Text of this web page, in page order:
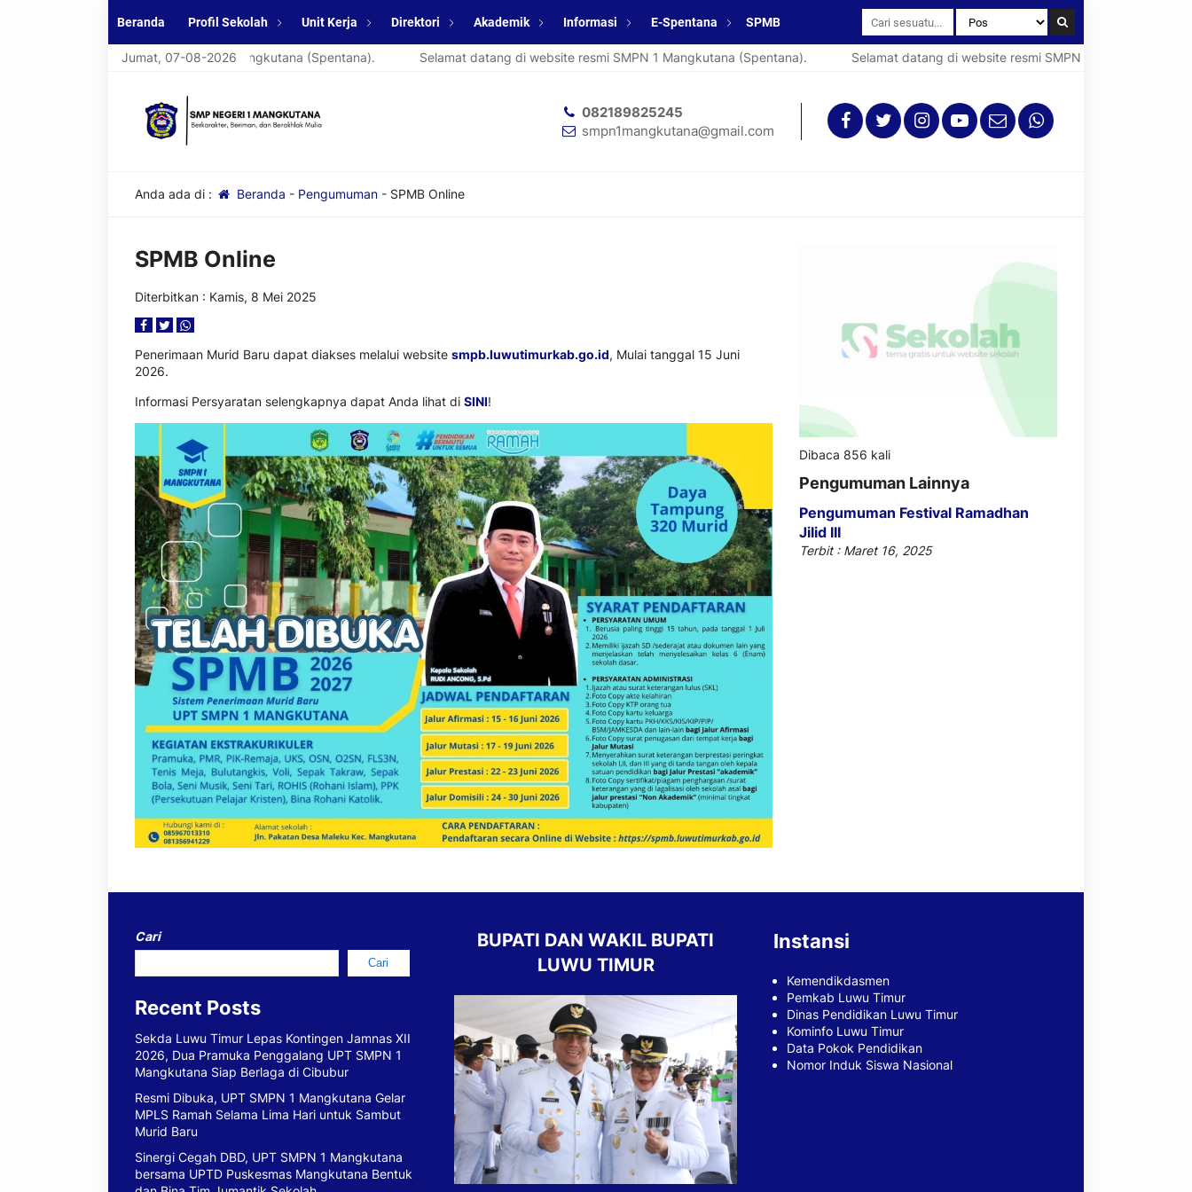
Beranda Profil Sekolah Unit Kerja Direktori Akademik Informasi E-Spentana SPMB
Jumat, 07-08-2026
datang di website resmi SMPN 1 Mangkutana (Spentana). Selamat datang di website resmi SMPN 1 Mangkutana (Spentana). Selamat datang di website resmi SMPN 1 Mangkutana
082189825245
smpn1mangkutana@gmail.com
Anda ada di : Beranda - Pengumuman- SPMB Online
SPMB Online
Diterbitkan : Kamis, 8 Mei 2025
Penerimaan Murid Baru dapat diakses melalui website smpb.luwutimurkab.go.id, Mulai tanggal 15 Juni
2026.
Informasi Persyaratan selengkapnya dapat Anda lihat di SINI!
Dibaca 856 kali
Pengumuman Lainnya
Pengumuman Festival Ramadhan
Jilid III
Terbit : Maret 16, 2025
Cari
Cari
Recent Posts
Sekda Luwu Timur Lepas Kontingen Jamnas XII
2026, Dua Pramuka Penggalang UPT SMPN 1
Mangkutana Siap Berlaga di Cibubur
Resmi Dibuka, UPT SMPN 1 Mangkutana Gelar
MPLS Ramah Selama Lima Hari untuk Sambut
Murid Baru
Sinergi Cegah DBD, UPT SMPN 1 Mangkutana
bersama UPTD Puskesmas Mangkutana Bentuk
BUPATI DAN WAKIL BUPATI
LUWU TIMUR
Instansi
Kemendikdasmen
Pemkab Luwu Timur
Dinas Pendidikan Luwu Timur
Kominfo Luwu Timur
Data Pokok Pendidikan
Nomor Induk Siswa Nasional